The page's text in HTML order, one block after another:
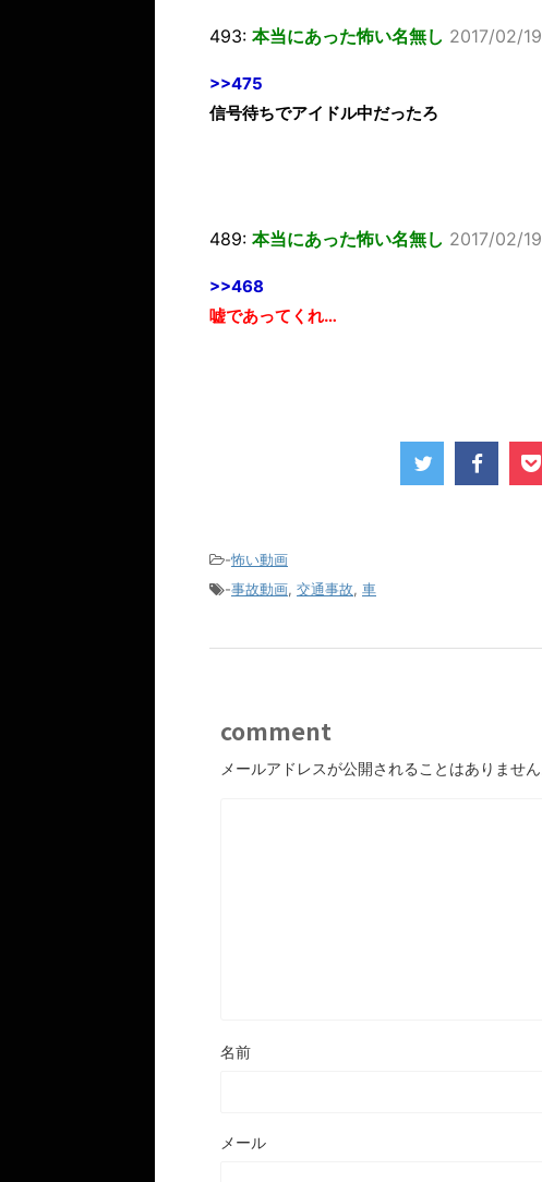
493: 本当にあった怖い名無し 2017/02/
>>475
信号待ちでアイドル中だったろ
489: 本当にあった怖い名無し 2017/02/
>>468
嘘であってくれ…
-怖い動画
-事故動画, 交通事故, 車
comment
メールアドレスが公開されることはありません
名前
メール